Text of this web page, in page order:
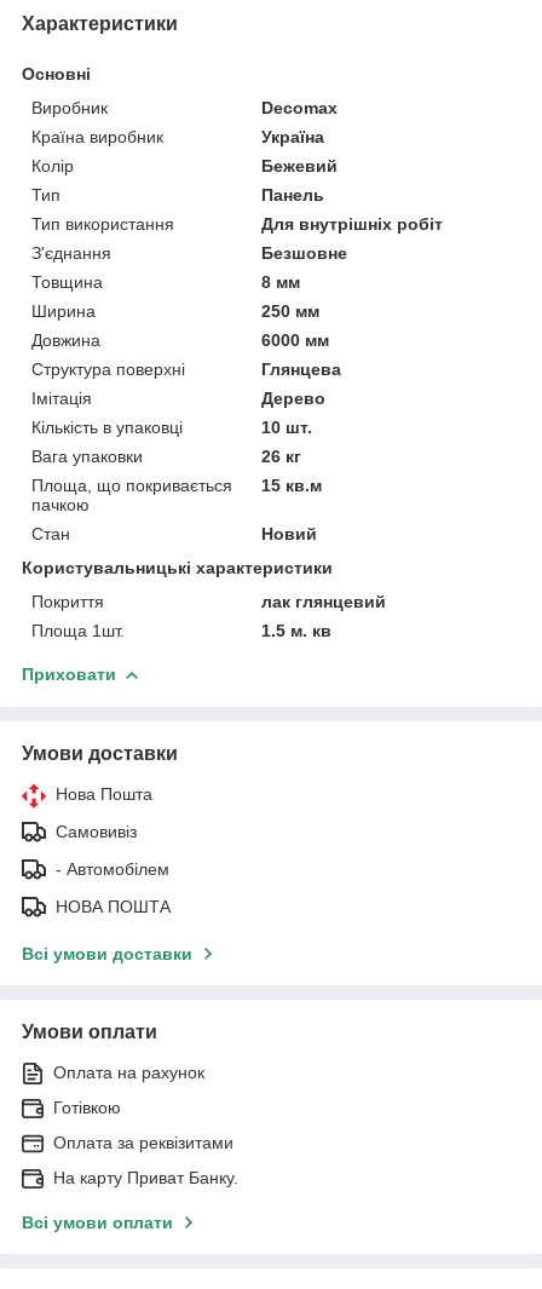
Характеристики
Основні
Виробник
Decomax
Країна виробник
Україна
Колір
Бежевий
Тип
Панель
Тип використання
Для внутрішніх робіт
З'єднання
Безшовне
Товщина
8 мм
Ширина
250 мм
Довжина
6000 мм
Структура поверхні
Глянцева
Імітація
Дерево
Кількість в упаковці
10 шт.
Вага упаковки
26 кг
Площа, що покривається
пачкою
15 кв.м
Стан
Новий
Користувальницькі характеристики
Покриття
лак глянцевий
Площа 1шт.
1.5 м. кв
Приховати
Умови доставки
Нова Пошта
Самовивіз
- Автомобілем
НОВА ПОШТА
Всі умови доставки
Умови оплати
Оплата на рахунок
Готівкою
Оплата за реквізитами
На карту Приват Банку.
Всі умови оплати